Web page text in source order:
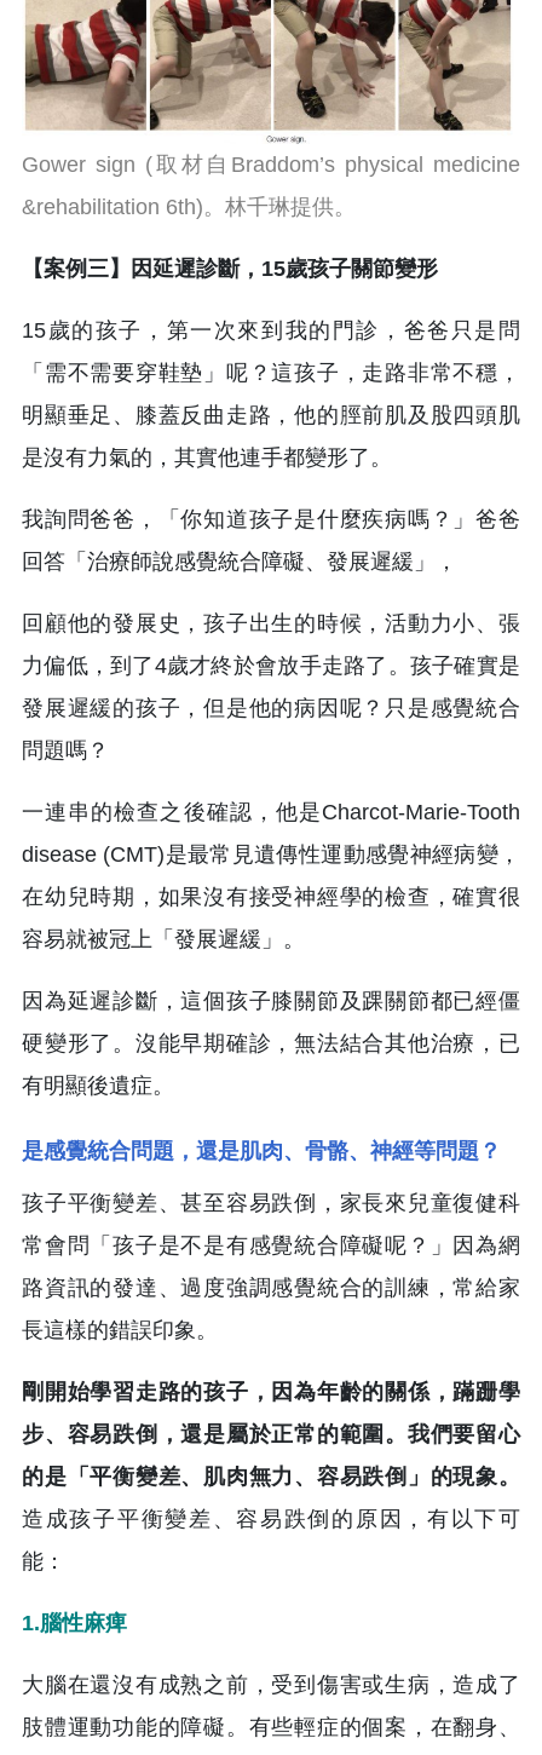
Gower sign (取材自Braddom’s physical medicine
&rehabilitation 6th)。林千琳提供。
【案例三】因延遲診斷，15歲孩子關節變形
15歲的孩子，第一次來到我的門診，爸爸只是問
「需不需要穿鞋墊」呢？這孩子，走路非常不穩，
明顯垂足、膝蓋反曲走路，他的脛前肌及股四頭肌
是沒有力氣的，其實他連手都變形了。
我詢問爸爸，「你知道孩子是什麼疾病嗎？」爸爸
回答「治療師說感覺統合障礙、發展遲緩」，
回顧他的發展史，孩子出生的時候，活動力小、張
力偏低，到了4歲才終於會放手走路了。孩子確實是
發展遲緩的孩子，但是他的病因呢？只是感覺統合
問題嗎？
一連串的檢查之後確認，他是Charcot-Marie-Tooth
disease (CMT)是最常見遺傳性運動感覺神經病變，
在幼兒時期，如果沒有接受神經學的檢查，確實很
容易就被冠上「發展遲緩」。
因為延遲診斷，這個孩子膝關節及踝關節都已經僵
硬變形了。沒能早期確診，無法結合其他治療，已
有明顯後遺症。
是感覺統合問題，還是肌肉、骨骼、神經等問題？
孩子平衡變差、甚至容易跌倒，家長來兒童復健科
常會問「孩子是不是有感覺統合障礙呢？」因為網
路資訊的發達、過度強調感覺統合的訓練，常給家
長這樣的錯誤印象。
剛開始學習走路的孩子，因為年齡的關係，蹣跚學
步、容易跌倒，還是屬於正常的範圍。我們要留心
的是「平衡變差、肌肉無力、容易跌倒」的現象。
造成孩子平衡變差、容易跌倒的原因，有以下可
能：
1.腦性麻痺
大腦在還沒有成熟之前，受到傷害或生病，造成了
肢體運動功能的障礙。有些輕症的個案，在翻身、